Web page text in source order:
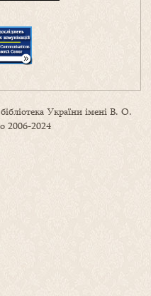
України імені В. О.
2006-2024